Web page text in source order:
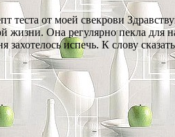
от моей свекрови
жизни. Она регулярно пекла
испечь. К слову